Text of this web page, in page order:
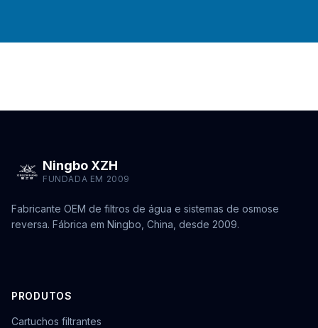
Ningbo XZH
FUNDADA EM 2009
Fabricante OEM de filtros de água e sistemas de osmose
reversa. Fábrica em Ningbo, China, desde 2009.
PRODUTOS
Cartuchos filtrantes